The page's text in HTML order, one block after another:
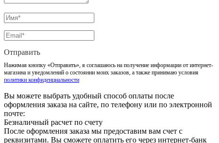
Отправить
Нажимая кнопку «Отправить», я соглашаюсь на получение информации от интернет-
магазина и уведомлений о состоянии моих заказов, а также принимаю условия
политики конфиденциальности
Вы можете выбрать удобный способ оплаты после
оформления заказа на сайте, по телефону или по электронной
почте:
Безналичный расчет по счету
После оформления заказа мы предоставим вам счет с
реквизитами. Вы сможете оплатить его через интернет-банк